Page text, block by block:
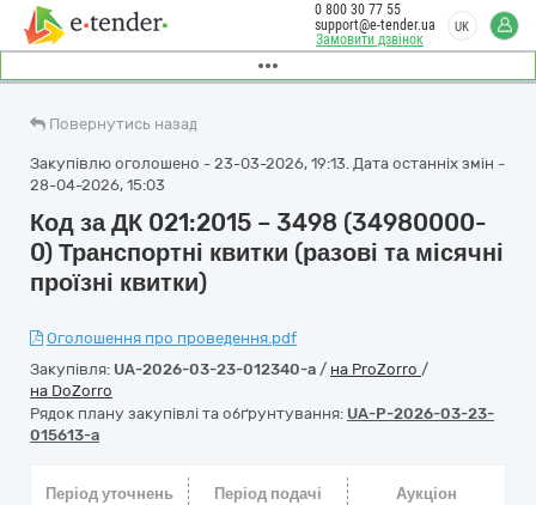
Замовити дзвінок
0 800 30 77 55
support@e-tender.ua
UK
Повернутись назад
Закупівлю оголошено - 23-03-2026, 19:13. Дата останніх змін -
28-04-2026, 15:03
Код за ДК 021:2015 – 3498 (34980000-
0) Транспортні квитки (разові та місячні
проїзні квитки)
Оголошення про проведення.pdf
Закупівля: UA-2026-03-23-012340-a / на ProZorro /
на DoZorro
Рядок плану закупівлі та обґрунтування: UA-P-2026-03-23-
015613-a
Період уточнень
Період подачі
Аукціон